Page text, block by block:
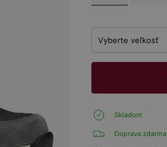
Vyberte veľkosť
Skladom
Doprava zdarma